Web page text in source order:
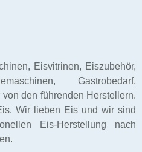
Eisvitrinen, Eiszubehör,
Gastrobedarf,
den führenden Herstellern.
Wir lieben Eis und wir sind
Eis-Herstellung nach